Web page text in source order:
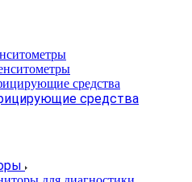
средства